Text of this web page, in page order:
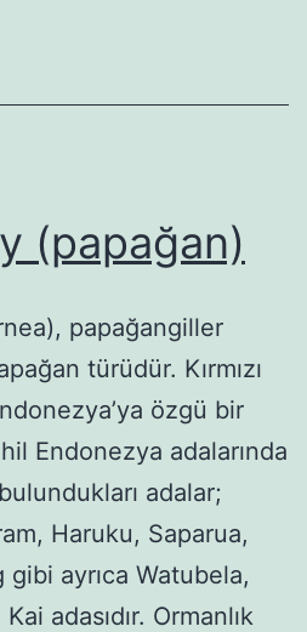
(papağan)
papağangiller
türüdür. Kırmızı
özgü bir
Endonezya adalarında
adalar;
Haruku, Saparua,
ayrıca Watubela,
adasıdır. Ormanlık